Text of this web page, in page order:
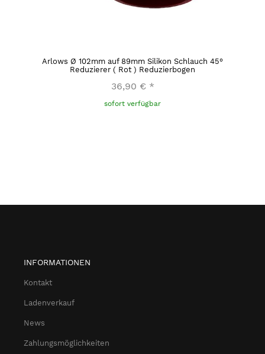
Arlows Ø 102mm auf 89mm Silikon Schlauch 45°
Reduzierer ( Rot ) Reduzierbogen
36,90 € *
sofort verfügbar
INFORMATIONEN
Kontakt
Ladenverkauf
News
Zahlungsmöglichkeiten